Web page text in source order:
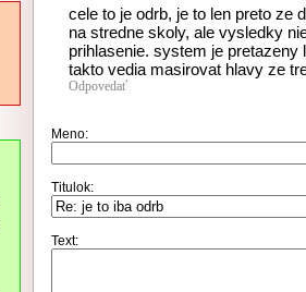
cele to je odrb, je to len preto ze
na stredne skoly, ale vysledky
prihlasenie. system je pretazeny
takto vedia masirovat hlavy ze
Odpovedať
Meno:
Titulok:
Text: